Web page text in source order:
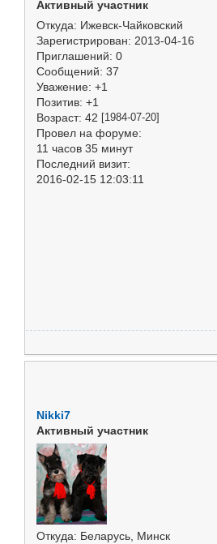
Активный участник
Откуда: Ижевск-Чайковский
Зарегистрирован: 2013-04-16
Приглашений: 0
Сообщений: 37
Уважение: +1
Позитив: +1
Возраст: 42 [1984-07-20]
Провел на форуме:
11 часов 35 минут
Последний визит:
2016-02-15 12:03:11
Nikki7
Активный участник
Откуда: Беларусь, Минск